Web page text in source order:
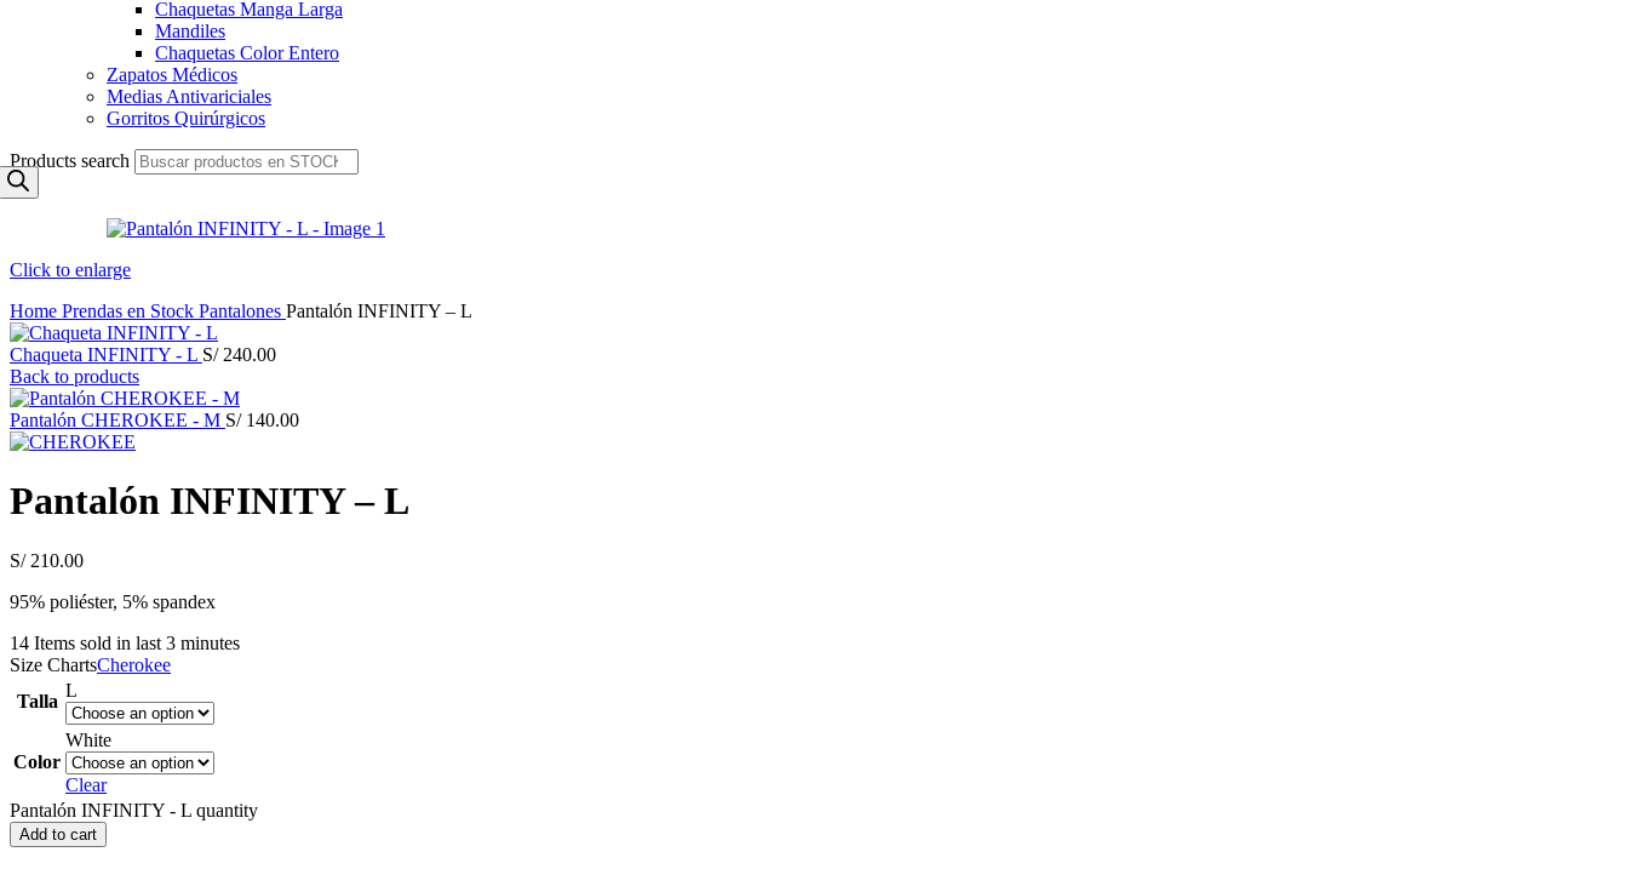
Chaquetas Manga Larga
Mandiles
Chaquetas Color Entero
Zapatos Médicos
Medias Antivariciales
Gorritos Quirúrgicos
Products search
Click to enlarge
Home Prendas en Stock Pantalones Pantalón INFINITY – L
Chaqueta INFINITY - L S/240.00
Back to products
Pantalón CHEROKEE - M S/140.00
Pantalón INFINITY – L
S/210.00
95% poliéster, 5% spandex
14 Items sold in last 3 minutes
Size ChartsCherokee
Talla
L
Color
White
Clear
Pantalón INFINITY - L quantity
Add to cart